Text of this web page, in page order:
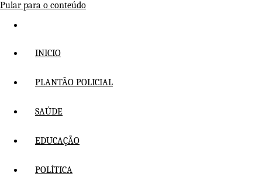
Pular para o conteúdo
INICIO
PLANTÃO POLICIAL
SAÚDE
EDUCAÇÃO
POLÍTICA